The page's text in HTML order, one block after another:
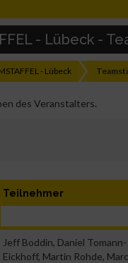
- Lübeck -
- Lübeck
des Veranstalters.
Teilnehmer
Jeff Boddin, Daniel Tomann-
Eickhoff, Martin Rohde,